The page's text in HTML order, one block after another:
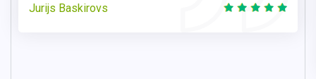
Jurijs Baskirovs